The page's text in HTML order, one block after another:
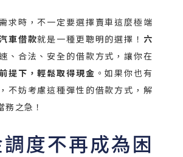
求時，不一定要選擇賣車這麼極端
車借款就是一種更聰明的選擇！ 六
、合法、安全的借款方式，讓你在
提下，輕鬆取得現金 。如果你也有
不妨考慮這種彈性的借款方式，解
務之急！
度不再成為困